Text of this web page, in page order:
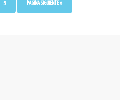
5 PÁGINA SIGUIENTE »